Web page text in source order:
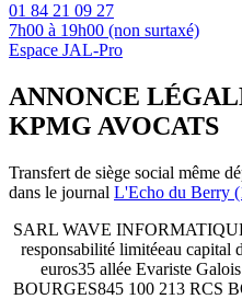
01 84 21 09 27
7h00 à 19h00 (non surtaxé)
Espace JAL-Pro
ANNONCE
KPMG AVOCATS
Transfert de siège social même
dans le journal L'Echo du Berry
SARL WAVE
responsabilité limitéeau capital
euros35 allée Evariste
BOURGES845 100 213 RCS